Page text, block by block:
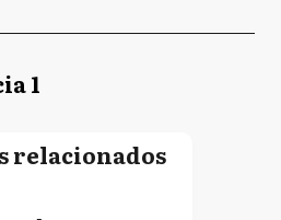
1
relacionados